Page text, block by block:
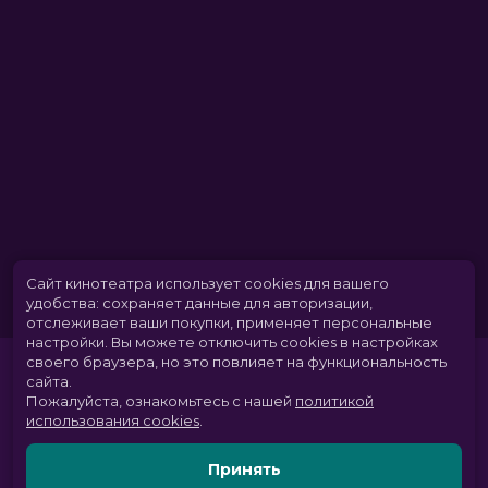
Сайт кинотеатра использует cookies для вашего
удобства: сохраняет данные для авторизации,
отслеживает ваши покупки, применяет персональные
настройки. Вы можете отключить cookies в настройках
своего браузера, но это повлияет на функциональность
сайта.
Пожалуйста, ознакомьтесь с нашей политикой
использования cookies
Принять